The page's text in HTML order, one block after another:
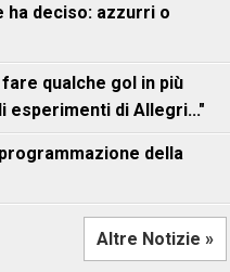
deciso: azzurri o
qualche gol in più
esperimenti di Allegri..."
della
Altre Notizie »